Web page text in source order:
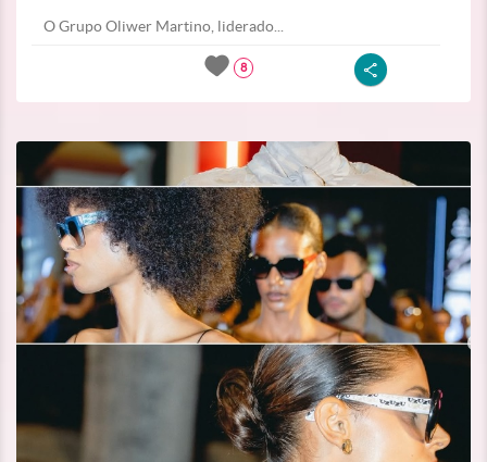
O Grupo Oliwer Martino, liderado...
8